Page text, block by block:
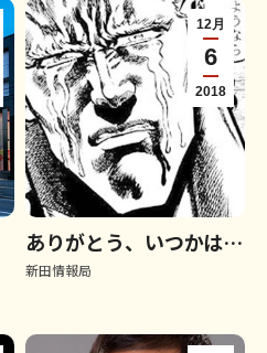
12月
6
2018
ありがとう、いつかは…
新田情報局